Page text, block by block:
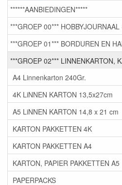
******AANBIEDINGEN*****
***GROEP 00***
***GROEP 01*** BORDUREN EN
***GROEP 02*** LINNENKARTON,
A4 Linnenkarton 240Gr.
4K LiNNEN KARTON 13,5x27cm
A5 LiNNEN KARTON 14,8 x 21 cm
KARTON PAKKETTEN 4K
KARTON PAKKETTEN A4
KARTON, PAPIER PAKKETTEN A5
PAPERPACKS